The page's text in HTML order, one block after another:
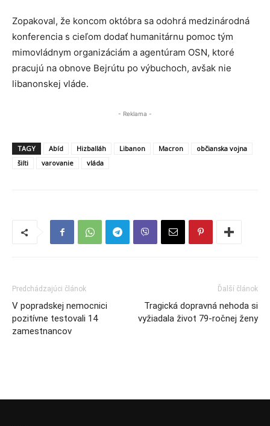
Zopakoval, že koncom októbra sa odohrá medzinárodná
konferencia s cieľom dodať humanitárnu pomoc tým
mimovládnym organizáciám a agentúram OSN, ktoré
pracujú na obnove Bejrútu po výbuchoch, avšak nie
libanonskej vláde.
- Reklama -
TAGY Abíd Hizballáh Libanon Macron
občianska vojna
šiíti
varovanie vláda
Predchádzajúci článok
V popradskej nemocnici
pozitívne testovali 14
zamestnancov
Ďalší článok
Tragická dopravná nehoda si
vyžiadala život 79-ročnej ženy